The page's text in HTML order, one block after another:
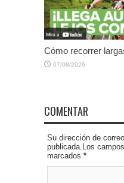
Cómo recorrer
07/08/2026
COMENTAR
Su dirección de
publicada.Los
marcados *